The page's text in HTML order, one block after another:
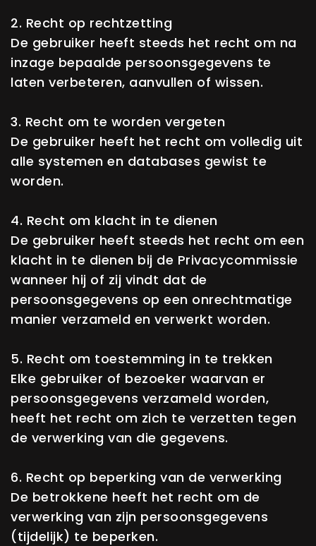
2. Recht op rechtzetting
De gebruiker heeft steeds het recht om na
inzage bepaalde persoonsgegevens te
laten verbeteren, aanvullen of wissen.
3. Recht om te worden vergeten
De gebruiker heeft het recht om volledig uit
alle systemen en databases gewist te
worden.
4. Recht om klacht in te dienen
De gebruiker heeft steeds het recht om een
klacht in te dienen bij de Privacycommissie
wanneer hij of zij vindt dat de
persoonsgegevens op een onrechtmatige
manier verzameld en verwerkt worden.
5. Recht om toestemming in te trekken
Elke gebruiker of bezoeker waarvan er
persoonsgegevens verzameld worden,
heeft het recht om zich te verzetten tegen
de verwerking van die gegevens.
6. Recht op beperking van de verwerking
De betrokkene heeft het recht om de
verwerking van zijn persoonsgegevens
(tijdelijk) te beperken.